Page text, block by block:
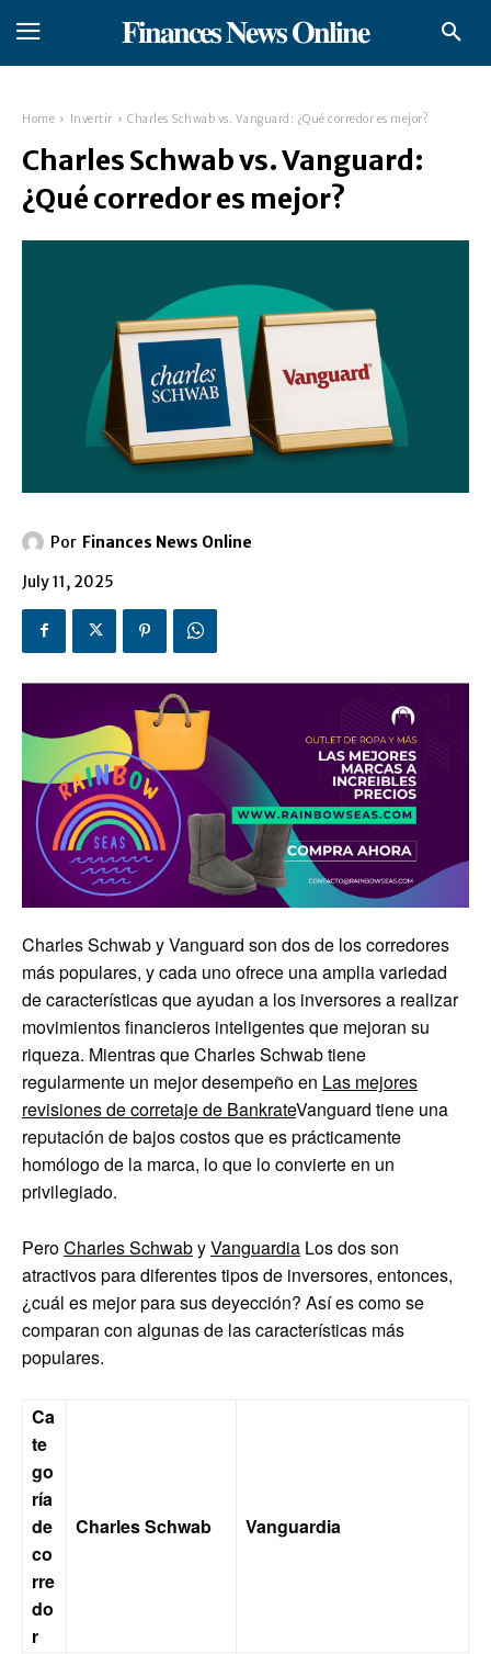
𝐅𝐢𝐧𝐚𝐧𝐜𝐞𝐬 𝐍𝐞𝐰𝐬 𝐎𝐧𝐥𝐢𝐧𝐞
Home Invertir Charles Schwab vs. Vanguard: ¿Qué corredor es mejor?
Charles Schwab vs. Vanguard:
¿Qué corredor es mejor?
Por Finances News Online
July 11, 2025
Charles Schwab y Vanguard son dos de los corredores
más populares, y cada uno ofrece una amplia variedad
de características que ayudan a los inversores a realizar
movimientos financieros inteligentes que mejoran su
riqueza. Mientras que Charles Schwab tiene
regularmente un mejor desempeño en Las mejores
revisiones de corretaje de BankrateVanguard tiene una
reputación de bajos costos que es prácticamente
homólogo de la marca, lo que lo convierte en un
privilegiado.
PeroCharles SchwabyVanguardia Los dos son
atractivos para diferentes tipos de inversores, entonces,
¿cuál es mejor para sus deyección? Así es como se
comparan con algunas de las características más
populares.
Ca
te
go
ría
de
co
rre
do
r
Charles Schwab Vanguardia